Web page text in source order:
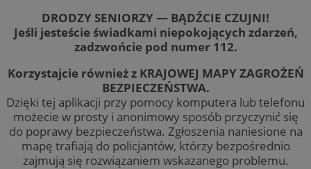
DRODZY SENIORZY — BĄDŹCIE CZUJNI!
Jeśli jesteście świadkami niepokojących zdarzeń,
zadzwońcie pod numer 112.
Korzystajcie również z KRAJOWEJ MAPY ZAGROŻEŃ
BEZPIECZEŃSTWA.
Dzięki tej aplikacji przy pomocy komputera lub telefonu
możecie w prosty i anonimowy sposób przyczynić się
do poprawy bezpieczeństwa. Zgłoszenia naniesione na
mapę trafiają do policjantów, którzy bezpośrednio
zajmują się rozwiązaniem wskazanego problemu.